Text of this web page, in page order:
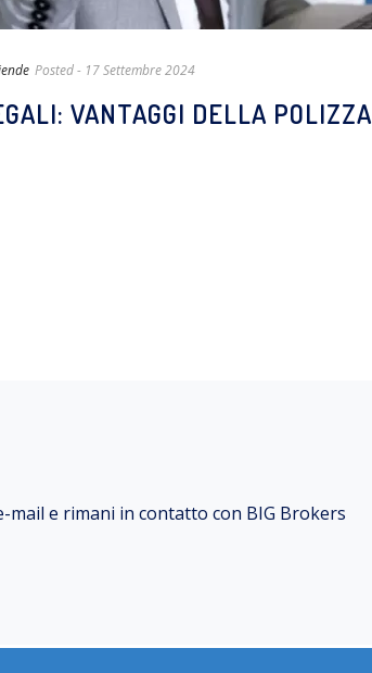
Posted- 17 Settembre 2024
VANTAGGI DELLA POLIZZA
mail e rimani in contatto con BIG Brokers